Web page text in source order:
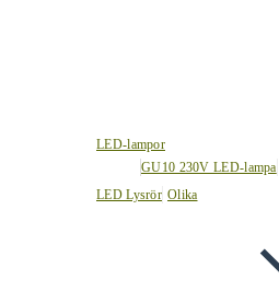
LED-lampor
GU10 230V LED-lampa
LED Lysrör Olika